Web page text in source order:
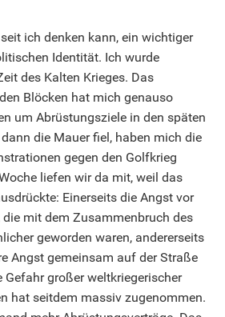
ich denken kann, ein wichtiger
Identität. Ich wurde
des Kalten Krieges. Das
Blöcken hat mich genauso
um Abrüstungsziele in den späten
die Mauer fiel, haben mich die
gegen den Golfkrieg
liefen wir da mit, weil das
Einerseits die Angst vor
die mit dem Zusammenbruch des
geworden waren, andererseits
Angst gemeinsam auf der Straße
Gefahr großer weltkriegerischer
hat seitdem massiv zugenommen.